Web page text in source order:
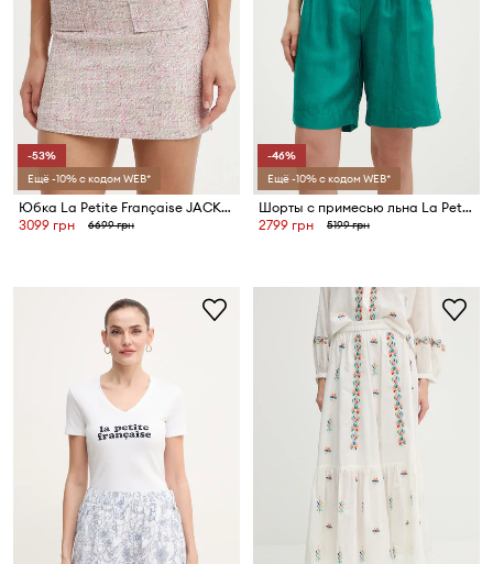
-53%
Ещё -10% с кодом WEB*
Юбка La Petite Française JACKET
3099 грн
6699 грн
-46%
Ещё -10% с кодом WEB*
Шорты с примесью льна La Petite Française SAVOUREUX
2799 грн
5199 грн